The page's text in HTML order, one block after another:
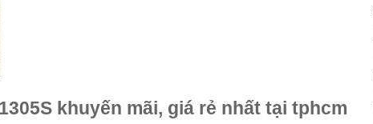
khuyến mãi, giá rẻ nhất tại tphcm